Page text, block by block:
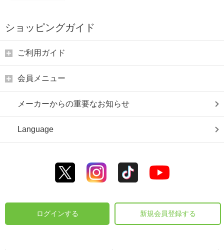
ショッピングガイド
ご利用ガイド
会員メニュー
メーカーからの重要なお知らせ
Language
ログインする 新規会員登録する